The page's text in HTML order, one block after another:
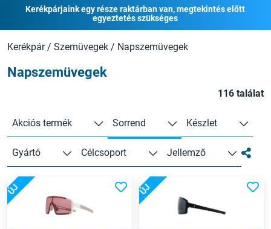
Kerékpárjaink egy része raktárban van, megtekintés előtt
egyeztetés szükséges
Kerékpár / Szemüvegek / Napszemüvegek
Napszemüvegek
116 találat
Akciós termék Sorrend Készlet
Gyártó Célcsoport Jellemző
ÚJ ÚJ